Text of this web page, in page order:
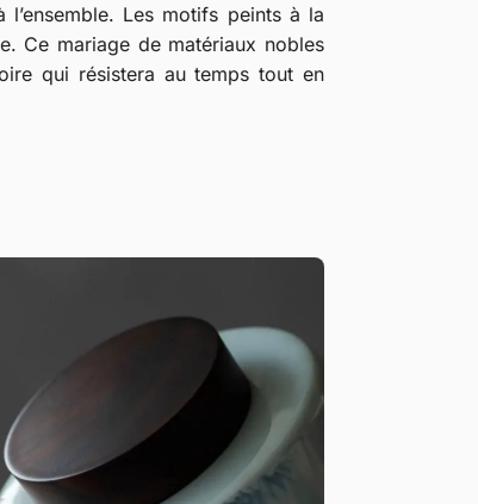
Les motifs peints à la
Ce mariage de matériaux nobles
qui résistera au temps tout en